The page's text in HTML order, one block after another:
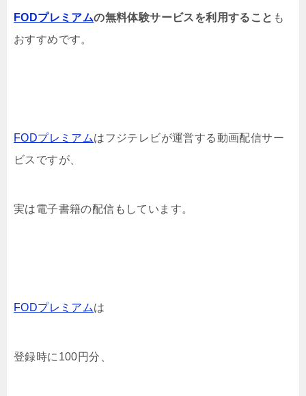
FODプレミアムの無料体験サービスを利用すること も
おすすめです。
FODプレミアムはフジテレビが運営する動画配信サー
ビスですが、
実は電子書籍の配信もしています。
FODプレミアムは
登録時に100円分、